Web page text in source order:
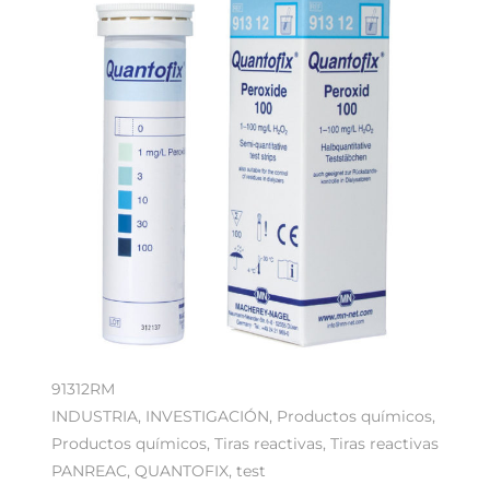
91312RM
INDUSTRIA, INVESTIGACIÓN, Productos químicos,
Productos químicos, Tiras reactivas, Tiras reactivas
PANREAC, QUANTOFIX, test